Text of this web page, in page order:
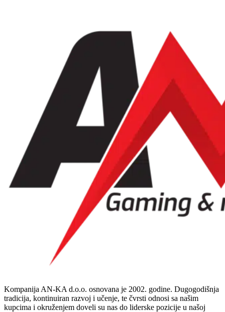
Kompanija AN-KA d.o.o. osnovana je 2002. godine. Dugogodišnja
tradicija, kontinuiran razvoj i učenje, te čvrsti odnosi sa našim
kupcima i okruženjem doveli su nas do liderske pozicije u našoj